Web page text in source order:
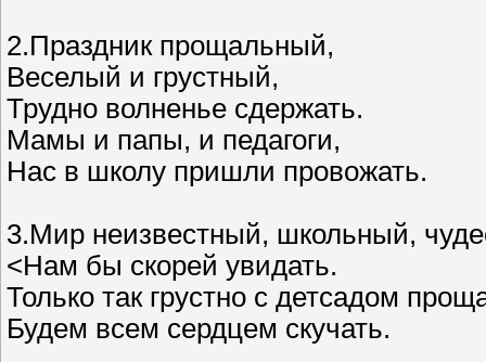
2.Праздник прощальный,
Веселый и грустный,
Трудно волненье сдержать.
Мамы и папы, и педагоги,
Нас в школу пришли провожать.
3.Мир неизвестный, школьный,
<Нам бы скорей увидать.
Только так грустно с детсадом
Будем всем сердцем скучать.